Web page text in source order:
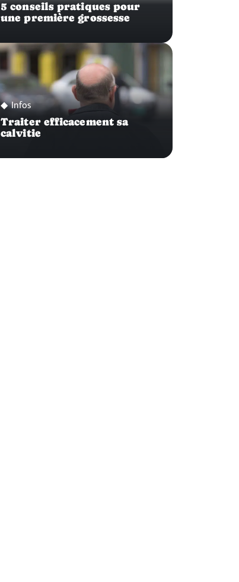
5 conseils pratiques pour
une première grossesse
Infos
Traiter efficacement sa
calvitie